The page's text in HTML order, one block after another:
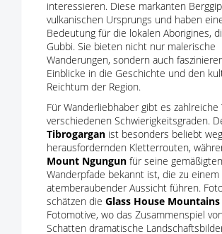
interessieren. Diese markanten
vulkanischen Ursprungs und haben
Bedeutung für die lokalen Aborigines,
Gubbi. Sie bieten nicht nur malerische
Wanderungen, sondern auch
Einblicke in die Geschichte und den
Reichtum der Region.
Für Wanderliebhaber gibt es zahlreiche
verschiedenen Schwierigkeitsgraden.
Tibrogargan ist besonders beliebt
herausfordernden Kletterrouten,
Mount Ngungun für seine gemäßigten
Wanderpfade bekannt ist, die zu
atemberaubender Aussicht führen.
schätzen die Glass House Mountains
Fotomotive, wo das Zusammenspiel
Schatten dramatische